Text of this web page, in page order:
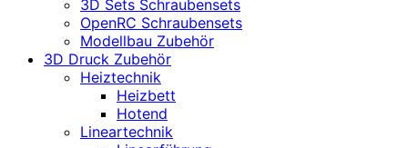
3D Sets Schraubensets
OpenRC Schraubensets
Modellbau Zubehör
3D Druck Zubehör
Heiztechnik
Heizbett
Hotend
Lineartechnik